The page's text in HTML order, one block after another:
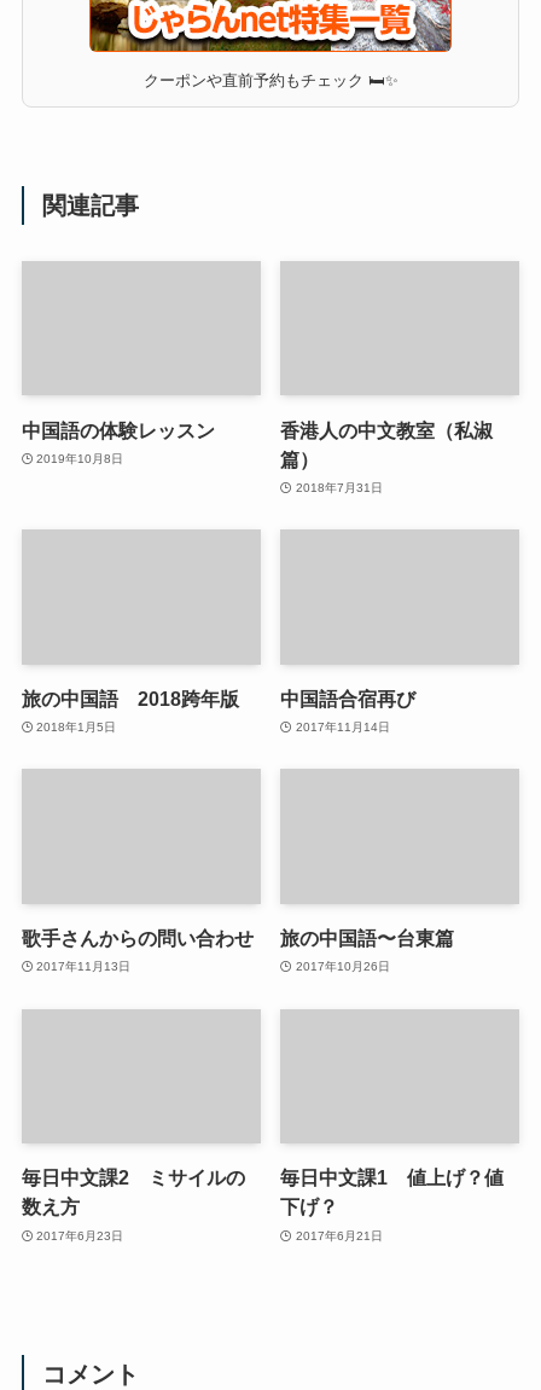
クーポンや直前予約もチェック 🛏✨
関連記事
中国語の体験レッスン
2019年10月8日
香港人の中文教室（私淑
篇）
2018年7月31日
旅の中国語 2018跨年版
2018年1月5日
中国語合宿再び
2017年11月14日
歌手さんからの問い合わせ
2017年11月13日
旅の中国語〜台東篇
2017年10月26日
毎日中文課2 ミサイルの
数え方
2017年6月23日
毎日中文課1 値上げ？値
下げ？
2017年6月21日
コメント